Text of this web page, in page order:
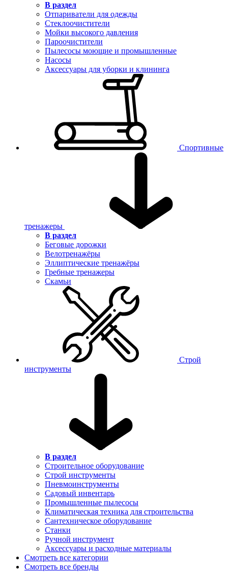
В раздел
Отпариватели для одежды
Стеклоочистители
Мойки высокого давления
Пароочистители
Пылесосы моющие и промышленные
Насосы
Аксессуары для уборки и клининга
Спортивные
тренажеры
В раздел
Беговые дорожки
Велотренажёры
Эллиптические тренажёры
Гребные тренажеры
Скамьи
Строй
инструменты
В раздел
Строительное оборудование
Строй инструменты
Пневмоинструменты
Садовый инвентарь
Промышленные пылесосы
Климатическая техника для строительства
Сантехническое оборудование
Станки
Ручной инструмент
Аксессуары и расходные материалы
Смотреть все категории
Смотреть все бренды